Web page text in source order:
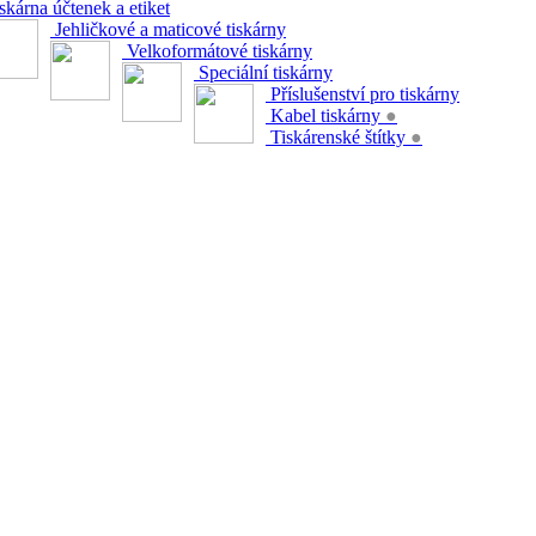
účtenek a etiket
Jehličkové a maticové tiskárny
Velkoformátové tiskárny
Speciální tiskárny
Příslušenství pro tiskárny
Kabel tiskárny ●
Tiskárenské štítky ●